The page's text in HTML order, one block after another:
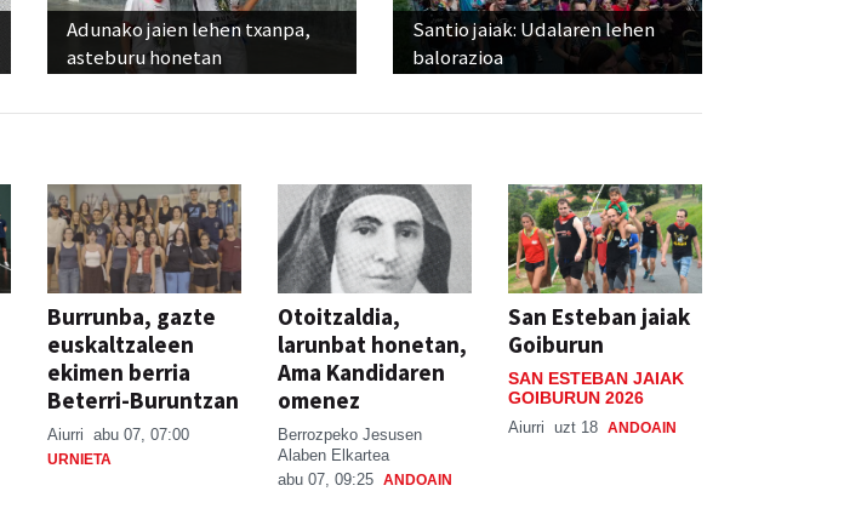
Adunako jaien lehen txanpa,
asteburu honetan
Santio jaiak: Udalaren lehen
balorazioa
Burrunba, gazte
euskaltzaleen
ekimen berria
Beterri-Buruntzan
Aiurri abu 07, 07:00
URNIETA
Otoitzaldia,
larunbat honetan,
Ama Kandidaren
omenez
Berrozpeko Jesusen
Alaben Elkartea
abu 07, 09:25 ANDOAIN
San Esteban jaiak
Goiburun
SAN ESTEBAN JAIAK
GOIBURUN 2026
Aiurri uzt 18 ANDOAIN